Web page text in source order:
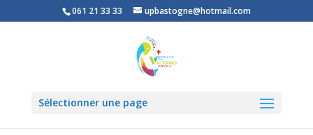
061 21 33 33 upbastogne@hotmail.com
Sélectionner une page